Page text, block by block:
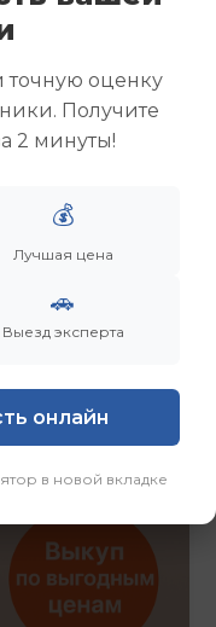
оценку
Получите
2 минуты!
💰
Лучшая цена
🚗
Выезд эксперта
онлайн
в новой вкладке